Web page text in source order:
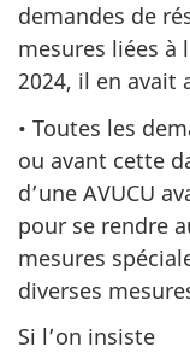
demandes de
mesures liées à
2024, il en avait
• Toutes les
ou avant cette
d’une AVUCU
pour se rendre
mesures
diverses
Si l’on insiste